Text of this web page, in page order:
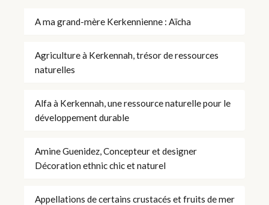
A ma grand-mère Kerkennienne : Aïcha
Agriculture à Kerkennah, trésor de ressources
naturelles
Alfa à Kerkennah, une ressource naturelle pour le
développement durable
Amine Guenidez, Concepteur et designer
Décoration ethnic chic et naturel
Appellations de certains crustacés et fruits de mer